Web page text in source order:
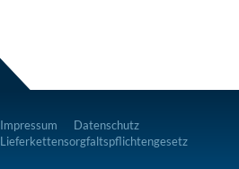
Impressum
Datenschutz
Lieferkettensorgfaltspflichtengesetz